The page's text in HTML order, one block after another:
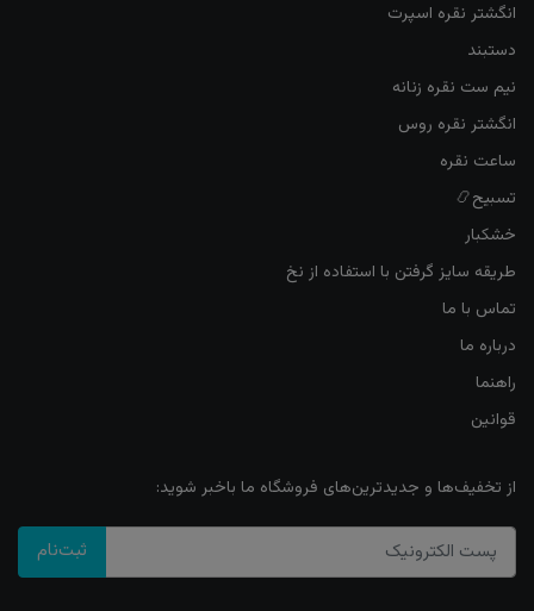
انگشتر نقره اسپرت
دستبند
نیم ست نقره زنانه
انگشتر نقره روس
ساعت نقره
تسبیح📿
خشکبار
طریقه سایز گرفتن با استفاده از نخ
تماس با ما
درباره ما
راهنما
قوانین
از تخفیف‌ها و جدیدترین‌های فروشگاه ما باخبر شوید:
ثبت‌نام